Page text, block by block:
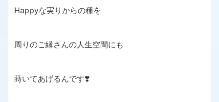
Happyな実りからの種を
周りのご縁さんの人生空間にも
蒔いてあげるんです❣️